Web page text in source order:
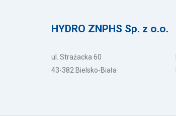
HYDRO ZNPHS Sp. z o.o.
ul. Strażacka 60
43-382 Bielsko-Biała